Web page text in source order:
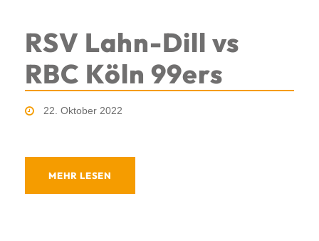
RSV Lahn-Dill vs
RBC Köln 99ers
22. Oktober 2022
MEHR LESEN